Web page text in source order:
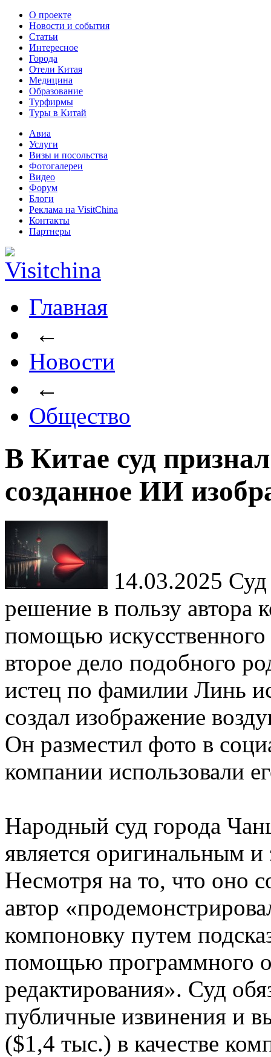
О проекте
Новости и события
Статьи
Интересное
Города
Отели Китая
Медицина
Образование
Турфирмы
Туры в Китай
Авиа
Услуги
Визы и посольства
Фотогалереи
Видео
Форум
Блоги
Реклама на VisitChina
Контакты
Партнеры
Главная
←
Новости
←
Общество
В Китае суд
созданное ИИ
14.03.2025
решение в пользу автора
помощью
второе дело подобного
истец по фамилии Линь
создал изображение
Он разместил фото в
компании использовали
Народный суд города
является оригинальным
Несмотря на то, что оно
автор
компоновку путем
помощью программного
редактирования». Суд
публичные извинения и
($1,4 тыс.) в качестве